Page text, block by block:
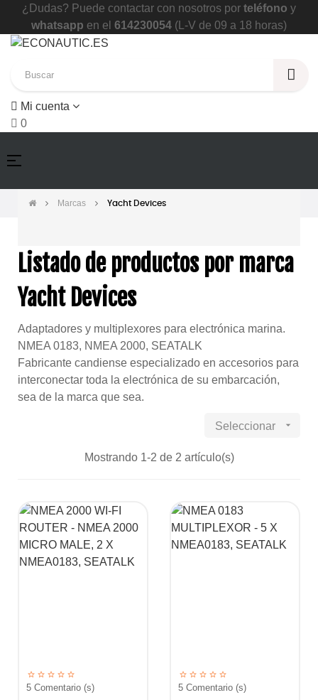
¿Dudas? Puede contactar con nosotros por teléfono y
whatsapp en el 614230054 (L-V de 09 a 18 horas)
Mi cuenta
0
Navegación
palanca
☰
Marcas Yacht Devices
Listado de productos por marca
Yacht Devices
Adaptadores y multiplexores para electrónica marina.
NMEA 0183, NMEA 2000, SEATALK
Fabricante candiense especializado en accesorios para
interconectar toda la electrónica de su embarcación,
sea de la marca que sea.
Seleccionar 
Mostrando 1-2 de 2 artículo(s)
5 Comentario (s) 5 Comentario (s)